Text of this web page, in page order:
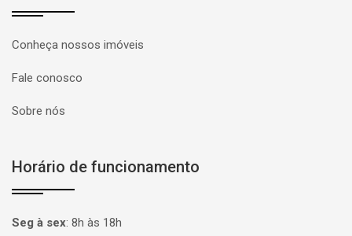
Conheça nossos imóveis
Fale conosco
Sobre nós
Horário de funcionamento
Seg à sex: 8h às 18h